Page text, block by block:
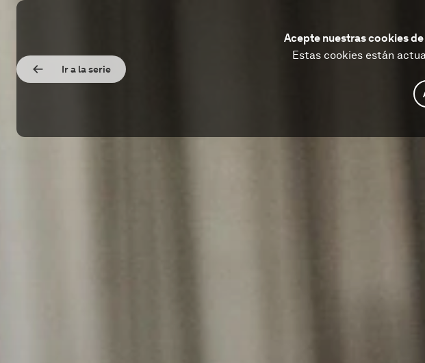
Ir a la serie
Acepte nuestras cookies
Estas cookies están